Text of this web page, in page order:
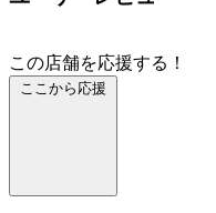
この店舗を応援する！
ここから応援